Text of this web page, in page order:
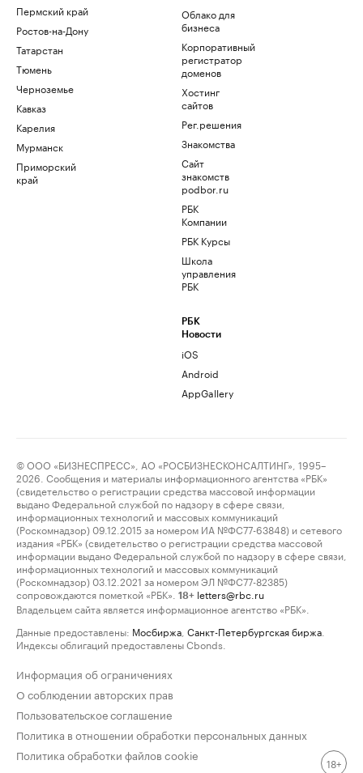
Пермский край
Ростов-на-Дону
Татарстан
Тюмень
Черноземье
Кавказ
Карелия
Мурманск
Приморский
край
Облако для
бизнеса
Корпоративный
регистратор
доменов
Хостинг
сайтов
Рег.решения
Знакомства
Сайт
знакомств
podbor.ru
РБК
Компании
РБК Курсы
Школа
управления
РБК
РБК
Новости
iOS
Android
AppGallery
© ООО «БИЗНЕСПРЕСС», АО «РОСБИЗНЕСКОНСАЛТИНГ», 1995–
2026. Сообщения и материалы информационного агентства «РБК»
(свидетельство о регистрации средства массовой информации
выдано Федеральной службой по надзору в сфере связи,
информационных технологий и массовых коммуникаций
(Роскомнадзор) 09.12.2015 за номером ИА №ФС77-63848) и сетевого
издания «РБК» (свидетельство о регистрации средства массовой
информации выдано Федеральной службой по надзору в сфере связи,
информационных технологий и массовых коммуникаций
(Роскомнадзор) 03.12.2021 за номером ЭЛ №ФС77-82385)
сопровождаются пометкой «РБК».
18+ letters@rbc.ru
Владельцем сайта является информационное агентство «РБК».
Данные предоставлены: Мосбиржа Санкт-Петербургская биржа
Индексы облигаций предоставлены Cbonds.
Информация об ограничениях
О соблюдении авторских прав
Пользовательское соглашение
Политика в отношении обработки персональных данных
Политика обработки файлов cookie
18+